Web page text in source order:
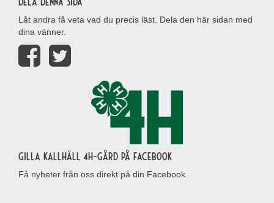
Låt andra få veta vad du precis läst. Dela den här sidan med
dina vänner.
Gilla Kallhäll 4H-gård på Facebook
Få nyheter från oss direkt på din Facebook.